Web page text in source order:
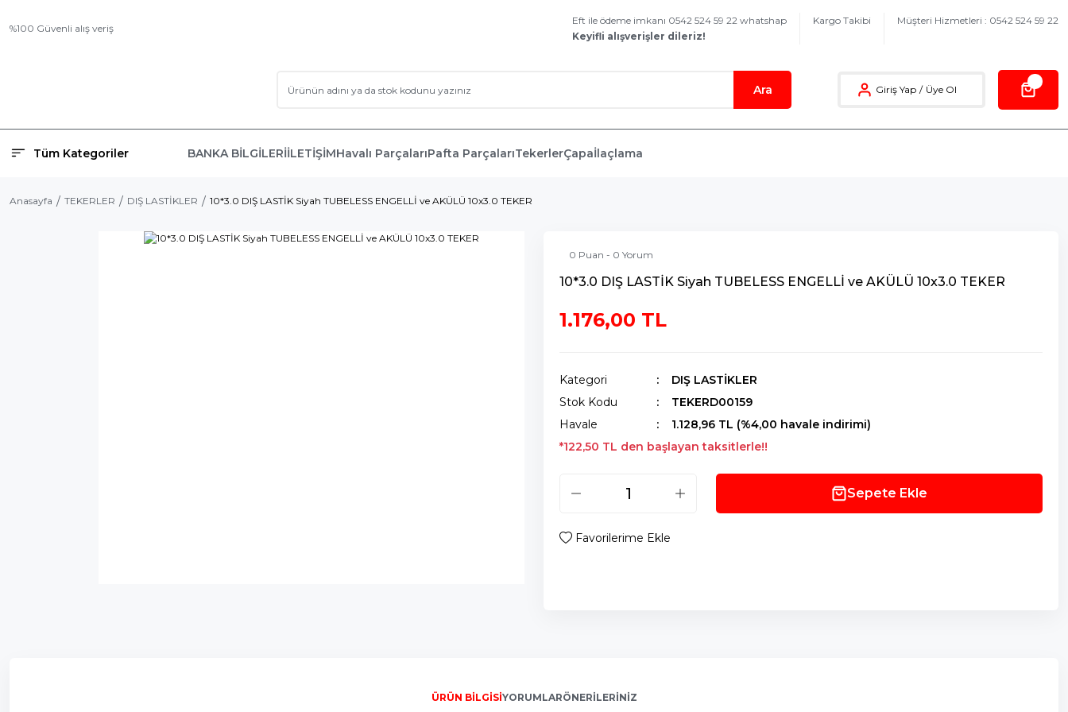
%100 Güvenli alış veriş
Eft ile ödeme imkanı 0542 524 59 22 whatshap
Keyifli alışverişler dileriz!
Kargo Takibi Müşteri Hizmetleri : 0542 524 59 22
Ara Giriş Yap / Üye Ol
Tüm Kategoriler BANKA BİLGİLERİİLETİŞİMHavalı ParçalarıPafta ParçalarıTekerlerÇapaİlaçlama
Anasayfa TEKERLER DIŞ LASTİKLER 10*3.0 DIŞ LASTİK Siyah TUBELESS ENGELLİ ve AKÜLÜ 10x3.0 TEKER
0 Puan - 0 Yorum
10*3.0 DIŞ LASTİK Siyah TUBELESS ENGELLİ ve AKÜLÜ 10x3.0 TEKER
1.176,00 TL
Kategori
DIŞ LASTİKLER
Stok Kodu
TEKERD00159
Havale
1.128,96 TL (%4,00 havale indirimi)
*122,50 TL den başlayan taksitlerle!!
Sepete Ekle
ÜRÜN BILGISIYORUMLARÖNERILERINIZ